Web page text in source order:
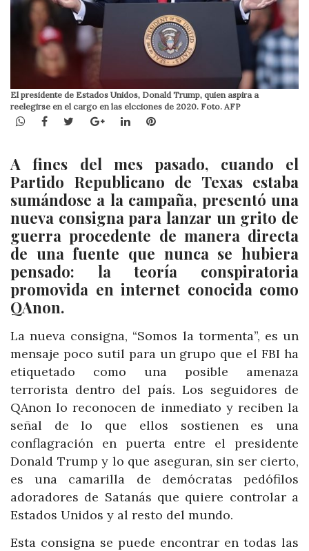
El presidente de Estados Unidos, Donald Trump, quien aspira a
reelegirse en el cargo en las elcciones de 2020. Foto. AFP
WhatsApp
Facebook
TwitterGoogle+LinkedInPinterest
A fines del mes pasado, cuando el
Partido Republicano de Texas estaba
sumándose a la campaña, presentó una
nueva consigna para lanzar un grito de
guerra procedente de manera directa
de una fuente que nunca se hubiera
pensado: la teoría conspiratoria
promovida en internet conocida como
QAnon.
La nueva consigna, “Somos la tormenta”, es un
mensaje poco sutil para un grupo que el FBI ha
etiquetado como una posible amenaza
terrorista dentro del país. Los seguidores de
QAnon lo reconocen de inmediato y reciben la
señal de lo que ellos sostienen es una
conflagración en puerta entre el presidente
Donald Trump y lo que aseguran, sin ser cierto,
es una camarilla de demócratas pedófilos
adoradores de Satanás que quiere controlar a
Estados Unidos y al resto del mundo.
Esta consigna se puede encontrar en todas las